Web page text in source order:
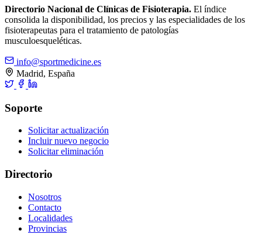
Directorio Nacional de Clínicas de Fisioterapia. El índice
consolida la disponibilidad, los precios y las especialidades de los
fisioterapeutas para el tratamiento de patologías
musculoesqueléticas.
info@sportmedicine.es
Madrid, España
Soporte
Solicitar actualización
Incluir nuevo negocio
Solicitar eliminación
Directorio
Nosotros
Contacto
Localidades
Provincias